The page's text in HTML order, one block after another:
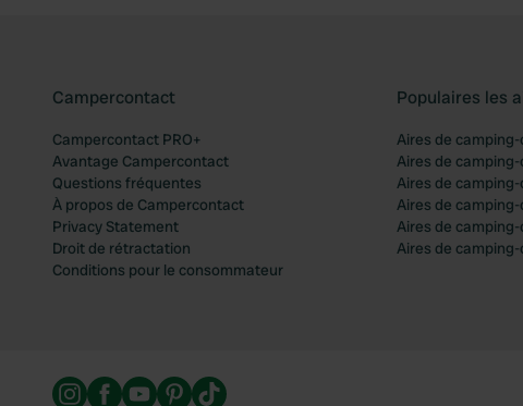
Campercontact
Campercontact PRO+
Avantage Campercontact
Questions fréquentes
À propos de Campercontact
Privacy Statement
Droit de rétractation
Conditions pour le consommateur
Populaires les
Aires de
Aires de
Aires de
Aires de
Aires de
Aires de